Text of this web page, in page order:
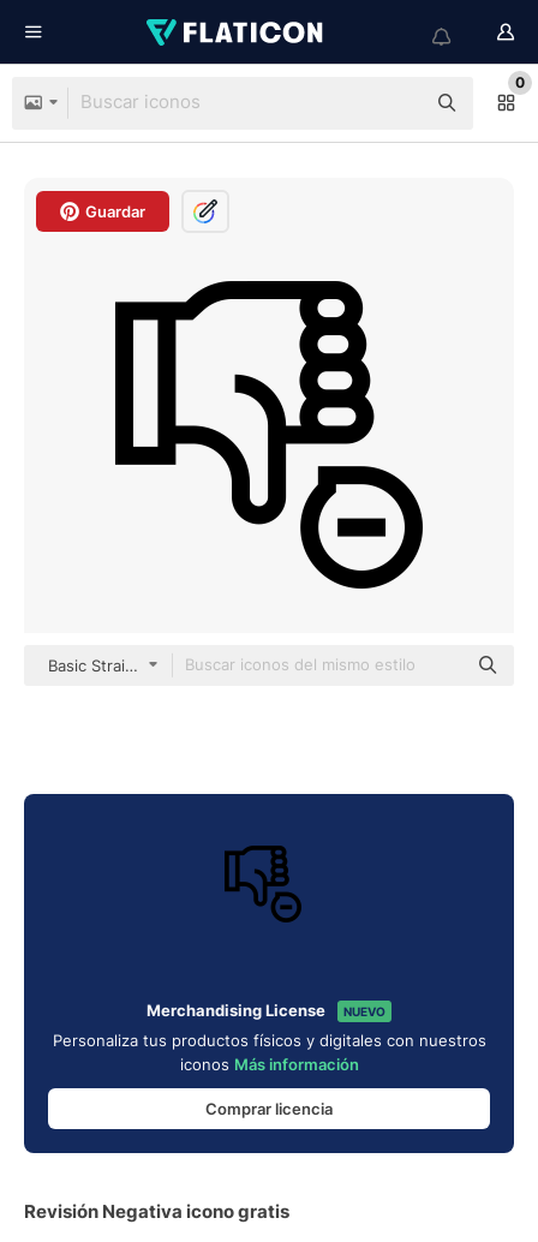
0
Guardar
Basic Straight Lineal
Merchandising License NUEVO
Personaliza tus productos físicos y digitales con nuestros
iconos Más información
Comprar licencia
Revisión Negativa icono gratis